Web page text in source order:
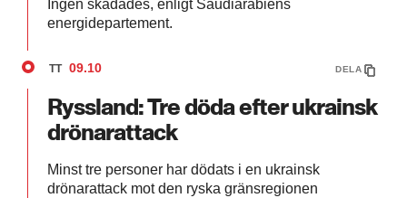
Ingen skadades, enligt Saudiarabiens
energidepartement.
TT 09.10 DELA
Ryssland: Tre döda efter ukrainsk
drönarattack
Minst tre personer har dödats i en ukrainsk
drönarattack mot den ryska gränsregionen